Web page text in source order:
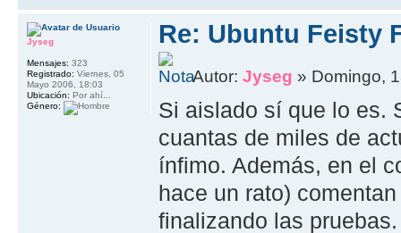
Re: Ubuntu Feisty
Autor:Jyseg » Domingo,
Si aislado sí que lo es.
cuantas de miles de
ínfimo. Además, en el
hace un rato)
finalizando las
Jyseg
Mensajes: 323
Registrado: Viernes, 05
Mayo 2006, 18:03
Ubicación: Por ahí...
Género: